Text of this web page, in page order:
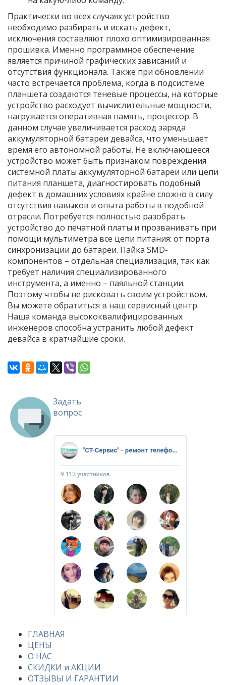
Практически во всех случаях устройство
необходимо разбирать и искать дефект,
исключения составляют плохо оптимизированная
прошивка. Именно программное обеспечение
является причиной графических зависаний и
отсутствия функционала. Также при обновлении
часто встречается проблема, когда в подсистеме
планшета создаются теневые процессы, на которые
устройство расходует вычислительные мощности,
нагружается оперативная память, процессор. В
данном случае увеличивается расход заряда
аккумуляторной батареи девайса, что уменьшает
время его автономной работы. Не включающееся
устройство может быть признаком повреждения
системной платы аккумуляторной батареи или цепи
питания планшета, диагностировать подобный
дефект в домашних условиях крайне сложно в силу
отсутствия навыков и опыта работы в подобной
отрасли. Потребуется полностью разобрать
устройство до печатной платы и прозванивать при
помощи мультиметра все цепи питания: от порта
синхронизации до батареи. Пайка SMD-
компонентов – отдельная специализация, так как
требует наличия специализированного
инструмента, а именно – паяльной станции.
Поэтому чтобы не рисковать своим устройством,
Вы можете обратиться в наш сервисный центр.
Наша команда высококвалифицированных
инженеров способна устранить любой дефект
девайса в кратчайшие сроки.
Задать
вопрос
ГЛАВНАЯ
ЦЕНЫ
О НАС
СКИДКИ и АКЦИИ
ОТЗЫВЫ И ГАРАНТИИ